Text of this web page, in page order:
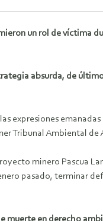
un rol de víctima
absurda, de
expresiones emanadas
Tribunal Ambiental de
minero Pascua
pasado, terminar